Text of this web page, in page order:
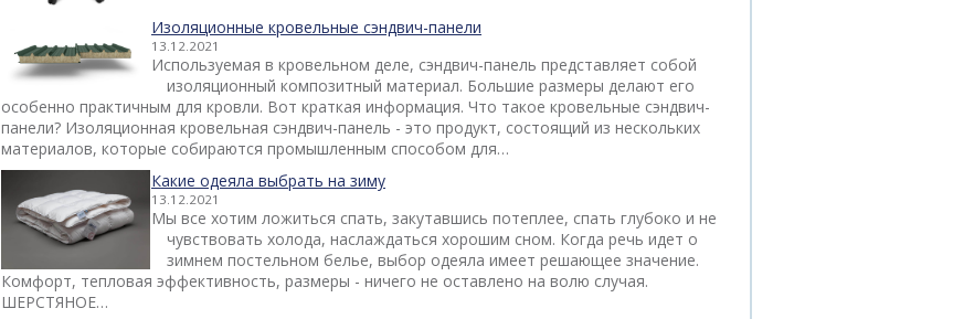
Изоляционные кровельные сэндвич-панели
13.12.2021
Используемая в кровельном деле, сэндвич-панель представляет собой
изоляционный композитный материал. Большие размеры делают его
особенно практичным для кровли. Вот краткая информация. Что такое кровельные сэндвич-
панели? Изоляционная кровельная сэндвич-панель - это продукт, состоящий из нескольких
материалов, которые собираются промышленным способом для…
Какие одеяла выбрать на зиму
13.12.2021
Мы все хотим ложиться спать, закутавшись потеплее, спать глубоко и не
чувствовать холода, наслаждаться хорошим сном. Когда речь идет о
зимнем постельном белье, выбор одеяла имеет решающее значение.
Комфорт, тепловая эффективность, размеры - ничего не оставлено на волю случая.
ШЕРСТЯНОЕ…